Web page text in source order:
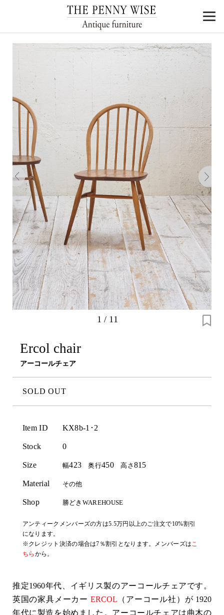
1 / 11
Ercol chair
アーコールチェア
SOLD OUT
Item ID KX8b-1･2
Stock 0
Size 幅423 奥行450高さ815
Material その他
Shop 勝どきWAREHOUSE
アンティークメンバーズの方は5.5万円以上のご注文で10%割引
になります。
※クレジット決済の場合は7％割引となります。メンバーズはこ
ちら から。
推定1960年代、イギリス製のアーコールチェアです。
英国の家具メーカー ERCOL （アーコール社）が 1920
年代に製造を始めました。アーコールチェアは曲木の